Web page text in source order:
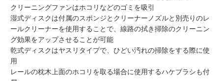
中国・四国 九州・沖縄
お役立ち情報
鉄道模型の情報 商品レビュー
クリーニングファンはホコリなどのゴミを吸引
湿式ディスクは付属のスポンジとクリーナーノズルと別売りのレ
ールクリーナーを使用することで、線路の拭き掃除のクリーニン
グ効果をアップさせることが可能
乾式ディスクはヤスリタイプで、ひどい汚れの掃除をする際に使
用
レールの枕木上面のホコリを取る場合に使用するハケブラシも付